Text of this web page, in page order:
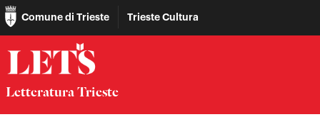
Comune di Trieste Trieste Cultura
Letteratura Trieste